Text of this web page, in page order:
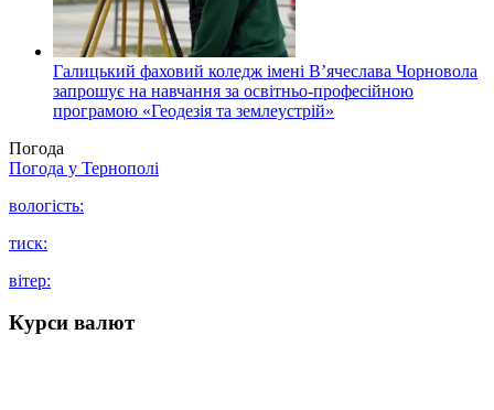
Галицький фаховий коледж імені В’ячеслава Чорновола
запрошує на навчання за освітньо-професійною
програмою «Геодезія та землеустрій»
Погода
Погода у Тернополі
вологість:
тиск:
вітер:
Курси валют